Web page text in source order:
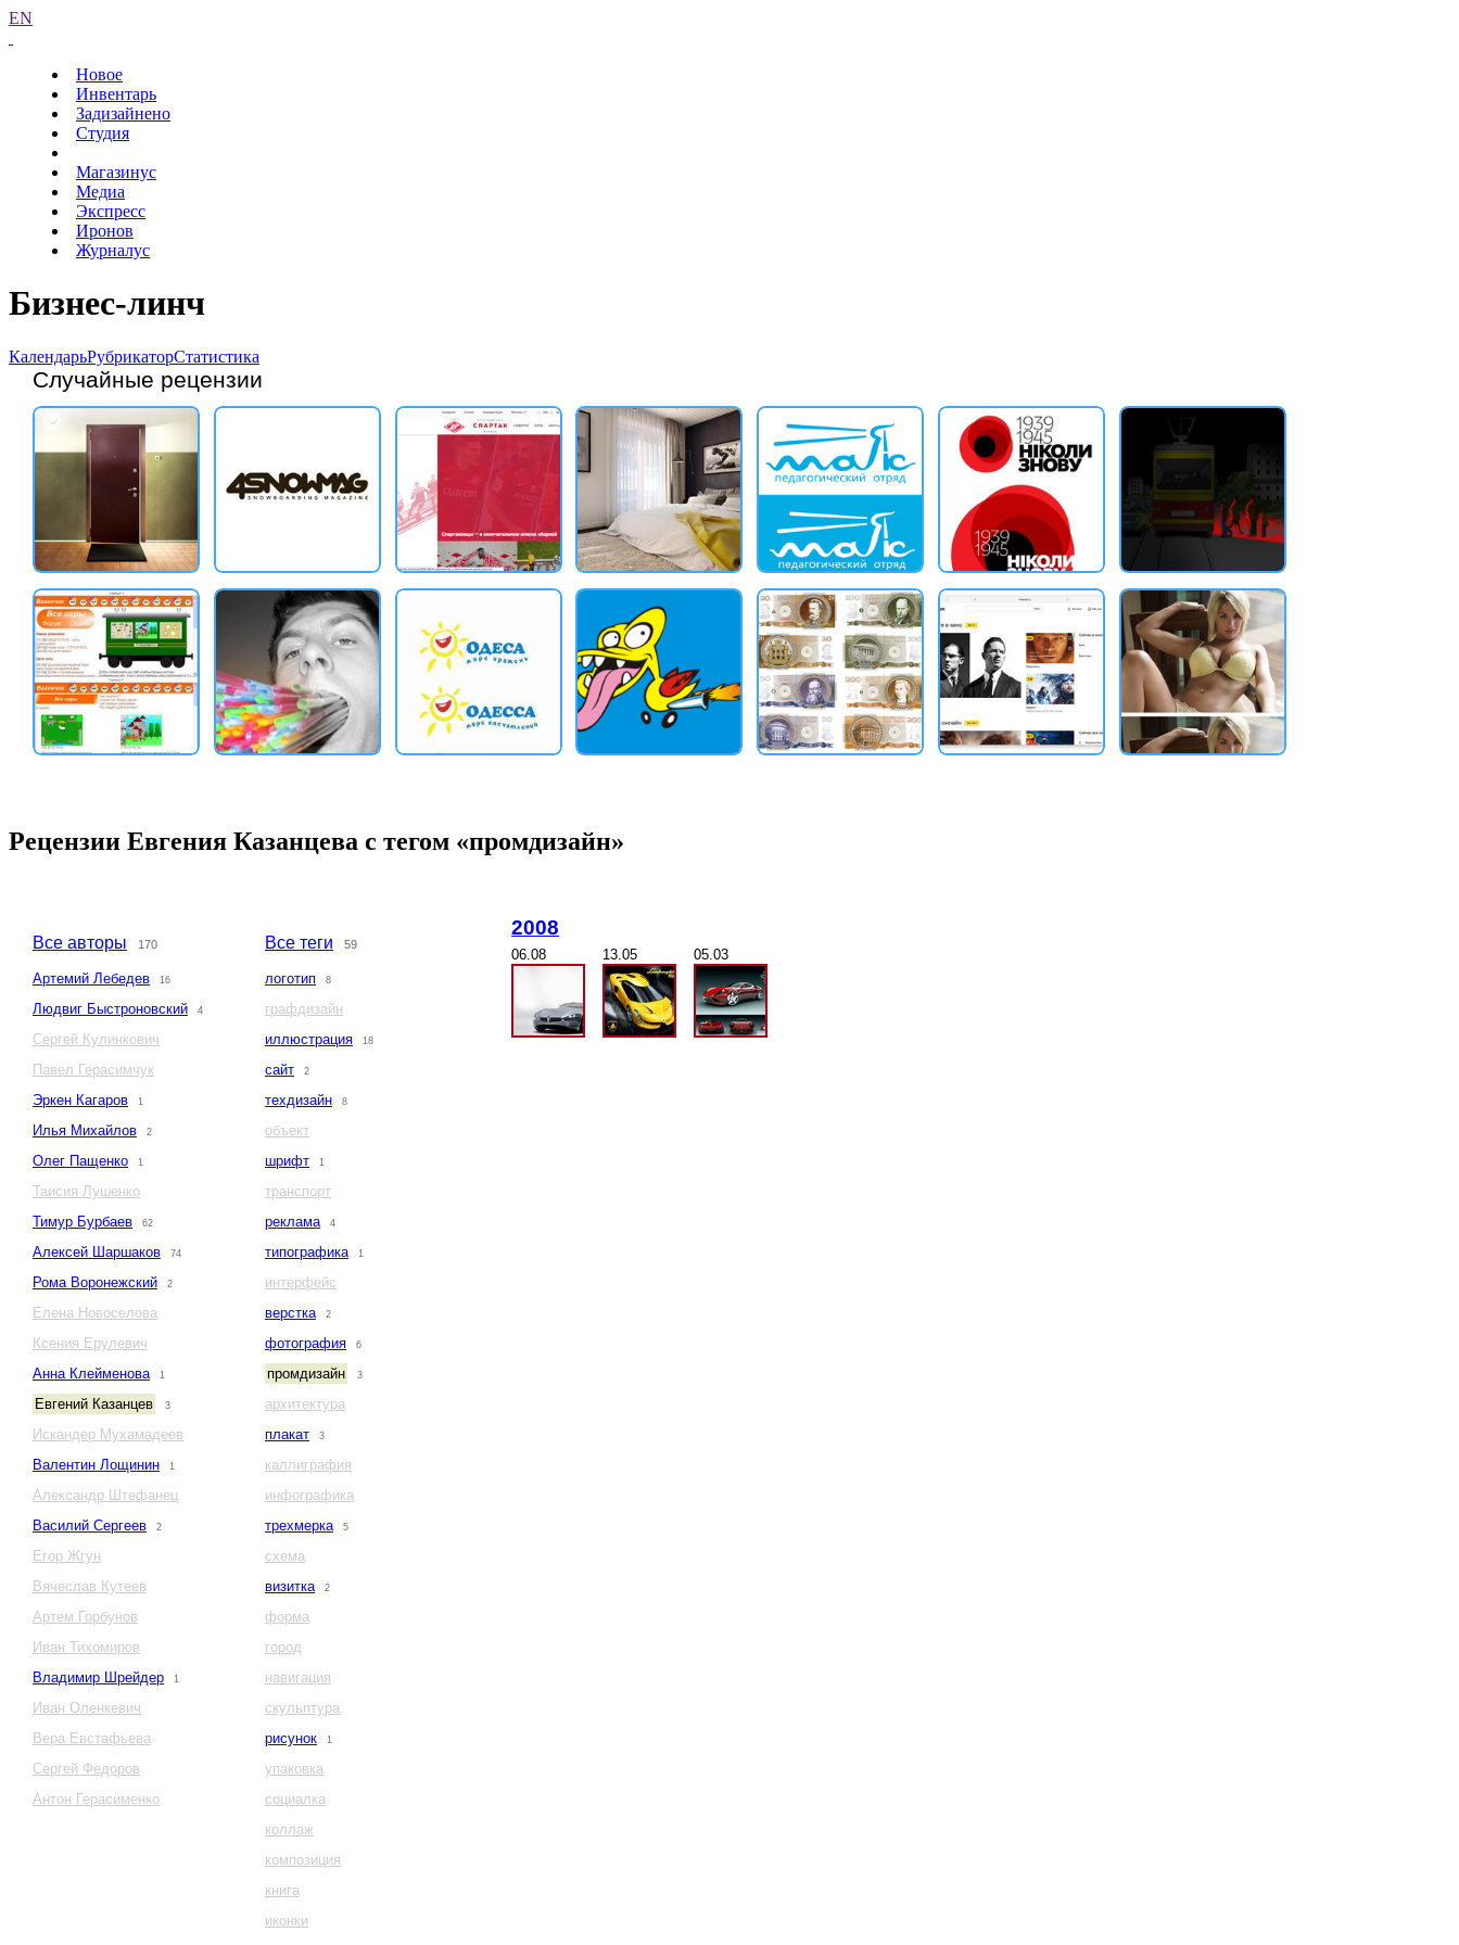
EN
Новое
Инвентарь
Задизайнено
Студия
Магазинус
Медиа
Экспресс
Иронов
Журналус
Бизнес-линч
КалендарьРубрикаторСтатистика
Случайные рецензии
Рецензии Евгения Казанцева с тегом «промдизайн»
Все авторы 170
Артемий Лебедев 16
Людвиг Быстроновский 4
Сергей Кулинкович
Павел Герасимчук
Эркен Кагаров
1
Илья Михайлов 2
Олег Пащенко 1
Таисия Лушенко
Тимур Бурбаев
62
Алексей Шаршаков 74
Рома Воронежский 2
Елена Новоселова
Ксения Ерулевич
Анна Клейменова
1
Евгений Казанцев 3
Искандер Мухамадеев
Валентин Лощинин
1
Александр Штефанец
Василий Сергеев
2
Егор Жгун
Вячеслав Кутеев
Артем Горбунов
Иван Тихомиров
Владимир Шрейдер
1
Иван Оленкевич
Вера Евстафьева
Сергей Федоров
Антон Герасименко
Все теги 59
логотип 8
графдизайн
иллюстрация
18
сайт 2
техдизайн 8
объект
шрифт
1
транспорт
реклама
4
типографика 1
интерфейс
верстка
2
фотография 6
промдизайн 3
архитектура
плакат
3
каллиграфия
инфографика
трехмерка
5
схема
визитка
2
форма
город
навигация
скульптура
рисунок
1
упаковка
социалка
коллаж
композиция
книга
иконки
2008
06.08 13.05 05.03